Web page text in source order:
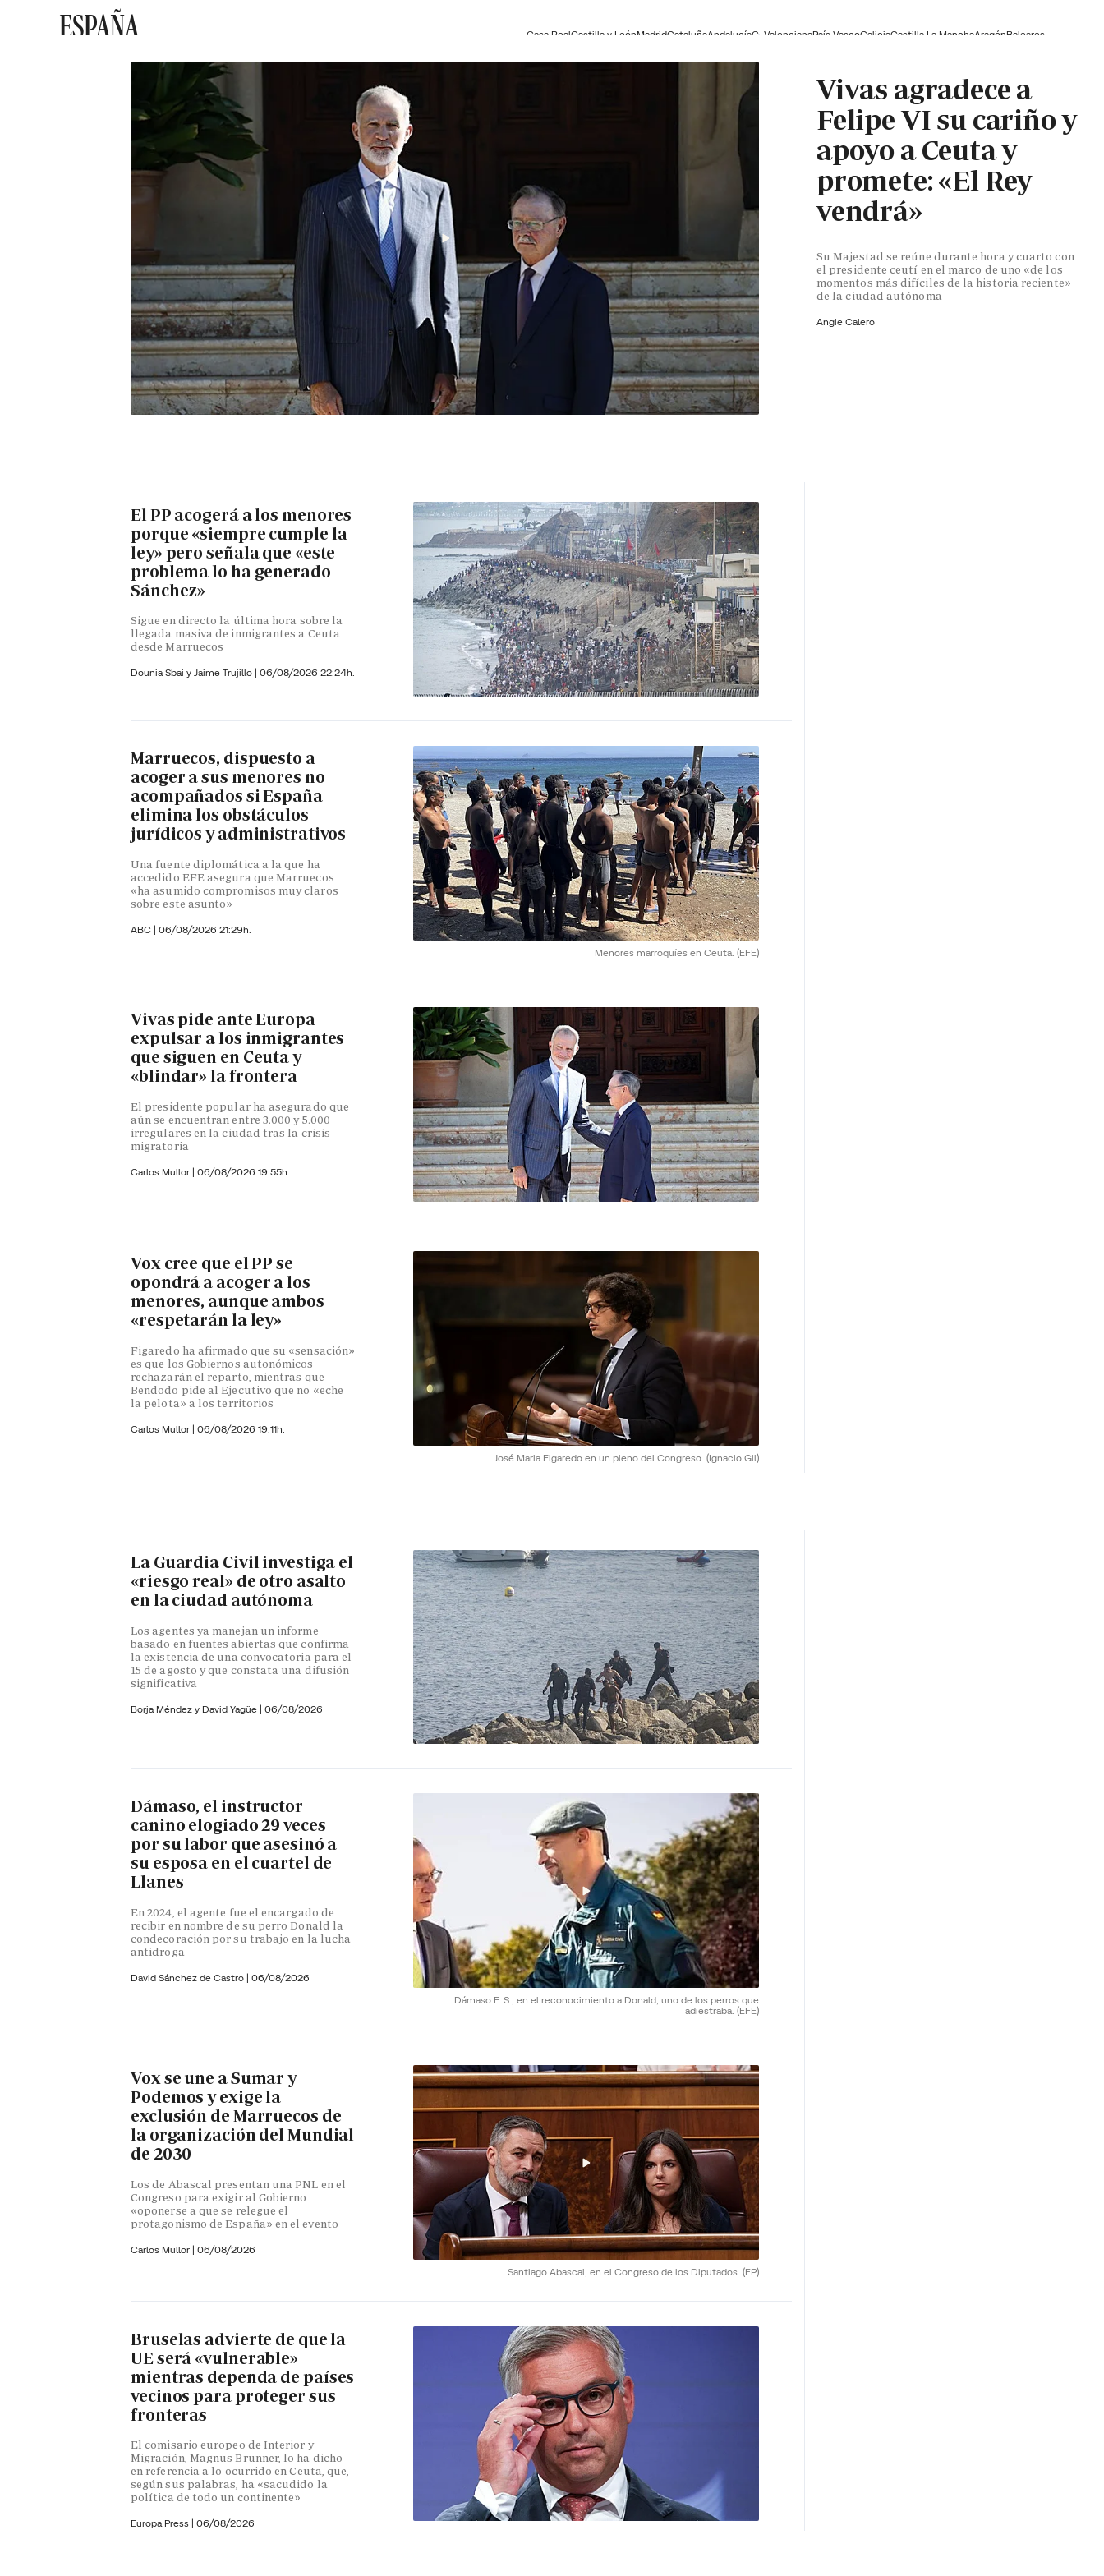
ESPAÑA Casa RealCastilla y LeónMadridCataluñaAndalucíaC. ValencianaPaís VascoGaliciaCastilla La ManchaAragónBaleares
Vivas agradece a
Felipe VI su cariño y
apoyo a Ceuta y
promete: «El Rey
vendrá»
Su Majestad se reúne durante hora y cuarto con
el presidente ceutí en el marco de uno «de los
momentos más difíciles de la historia reciente»
de la ciudad autónoma
Angie Calero
El PP acogerá a los menores
porque «siempre cumple la
ley» pero señala que «este
problema lo ha generado
Sánchez»
Sigue en directo la última hora sobre la
llegada masiva de inmigrantes a Ceuta
desde Marruecos
Dounia Sbai y Jaime Trujillo | 06/08/2026 22:24h.
Menores marroquíes en Ceuta. (EFE)
Marruecos, dispuesto a
acoger a sus menores no
acompañados si España
elimina los obstáculos
jurídicos y administrativos
Una fuente diplomática a la que ha
accedido EFE asegura que Marruecos
«ha asumido compromisos muy claros
sobre este asunto»
ABC | 06/08/2026 21:29h.
Vivas pide ante Europa
expulsar a los inmigrantes
que siguen en Ceuta y
«blindar» la frontera
El presidente popular ha asegurado que
aún se encuentran entre 3.000 y 5.000
irregulares en la ciudad tras la crisis
migratoria
Carlos Mullor | 06/08/2026 19:55h.
José Maria Figaredo en un pleno del Congreso. (Ignacio Gil)
Vox cree que el PP se
opondrá a acoger a los
menores, aunque ambos
«respetarán la ley»
Figaredo ha afirmado que su «sensación»
es que los Gobiernos autonómicos
rechazarán el reparto, mientras que
Bendodo pide al Ejecutivo que no «eche
la pelota» a los territorios
Carlos Mullor | 06/08/2026 19:11h.
La Guardia Civil investiga el
«riesgo real» de otro asalto
en la ciudad autónoma
Los agentes ya manejan un informe
basado en fuentes abiertas que confirma
la existencia de una convocatoria para el
15 de agosto y que constata una difusión
significativa
Borja Méndez y David Yagüe | 06/08/2026
Dámaso F. S., en el reconocimiento a Donald, uno de los perros que
adiestraba. (EFE)
Dámaso, el instructor
canino elogiado 29 veces
por su labor que asesinó a
su esposa en el cuartel de
Llanes
En 2024, el agente fue el encargado de
recibir en nombre de su perro Donald la
condecoración por su trabajo en la lucha
antidroga
David Sánchez de Castro | 06/08/2026
Santiago Abascal, en el Congreso de los Diputados. (EP)
Vox se une a Sumar y
Podemos y exige la
exclusión de Marruecos de
la organización del Mundial
de 2030
Los de Abascal presentan una PNL en el
Congreso para exigir al Gobierno
«oponerse a que se relegue el
protagonismo de España» en el evento
Carlos Mullor | 06/08/2026
Bruselas advierte de que la
UE será «vulnerable»
mientras dependa de países
vecinos para proteger sus
fronteras
El comisario europeo de Interior y
Migración, Magnus Brunner, lo ha dicho
en referencia a lo ocurrido en Ceuta, que,
según sus palabras, ha «sacudido la
política de todo un continente»
Europa Press | 06/08/2026